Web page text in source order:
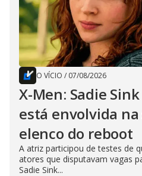
O VÍCIO / 07/08/2026
X-Men: Sadie
está envolvida na
elenco do reboot
A atriz participou de testes de
atores que disputavam vagas
Sadie Sink...